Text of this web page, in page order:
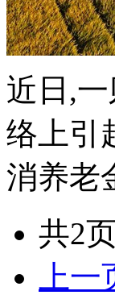
近日,
络上引
消养老
共2
上一